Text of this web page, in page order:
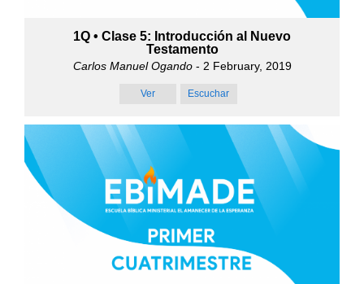
1Q • Clase 5: Introducción al Nuevo
Testamento
Carlos Manuel Ogando- 2 February, 2019
Ver Escuchar